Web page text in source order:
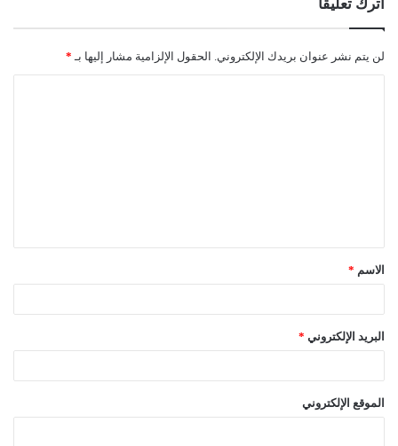
اترك تعليقاً
لن يتم نشر عنوان بريدك الإلكتروني. الحقول الإلزامية مشار إليها بـ *
ق
*
الاسم *
البريد الإلكتروني *
الموقع الإلكتروني